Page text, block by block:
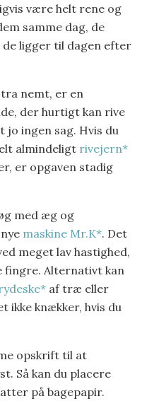
være helt rene og
samme dag, de
ligger til dagen efter
nemt, er en
der hurtigt kan rive
jo ingen sag. Hvis du
almindeligt rivejern*
er opgaven stadig
med æg og
maskine Mr.K*. Det
meget lav hastighed,
fingre. Alternativt kan
af træ eller
ikke knækker, hvis du
opskrift til at
Så kan du placere
på bagepapir.